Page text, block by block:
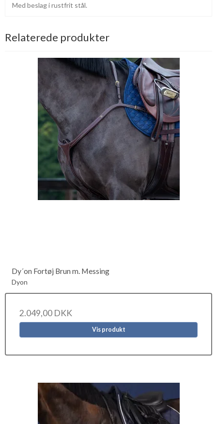
Med beslag i rustfrit stål.
Relaterede produkter
Dy´on Fortøj Brun m. Messing
Dyon
2.049,00 DKK
Vis produkt